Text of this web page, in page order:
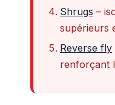
Shrugs –
supérieurs
Reverse fly
renforçant